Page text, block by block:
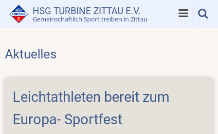
Direkt
zum
HSG TURBINE ZITTAU E.V.
Gemeinschaftlich Sport treiben in Zittau
Aktuelles
Leichtathleten bereit zum
Europa- Sportfest